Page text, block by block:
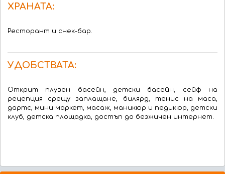
ХРАНАТА:
Ресторант и снек-бар.
УДОБСТВАТА:
Открит плувен басейн, детски басейн, сейф на
рецепция срещу заплащане, билярд, тенис на маса,
дартс, мини маркет, масаж, маникюр и педикюр, детски
клуб, детска площадка, достъп до безжичен интернет.